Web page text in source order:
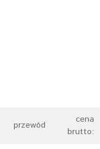
przewód
cena
brutto: